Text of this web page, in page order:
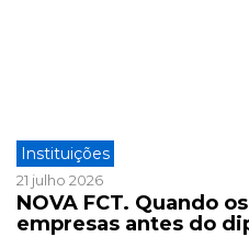
Instituições
21 julho 2026
NOVA FCT. Quando
empresas antes do